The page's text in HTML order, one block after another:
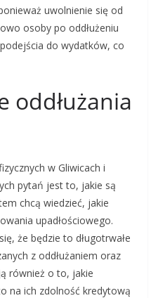
uwolnienie się od
osoby po oddłużeniu
do wydatków, co
oddłużania
w Gliwicach i
pytań jest to, jakie są
chcą wiedzieć, jakie
upadłościowego.
że będzie to długotrwałe
z oddłużaniem oraz
również o to, jakie
na ich zdolność kredytową